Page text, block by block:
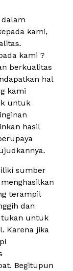
kami,
kami ?
berkualitas
hal
kami
untuk
hasil
sumber
terampil
dan
untuk
Karena jika
Begitupun